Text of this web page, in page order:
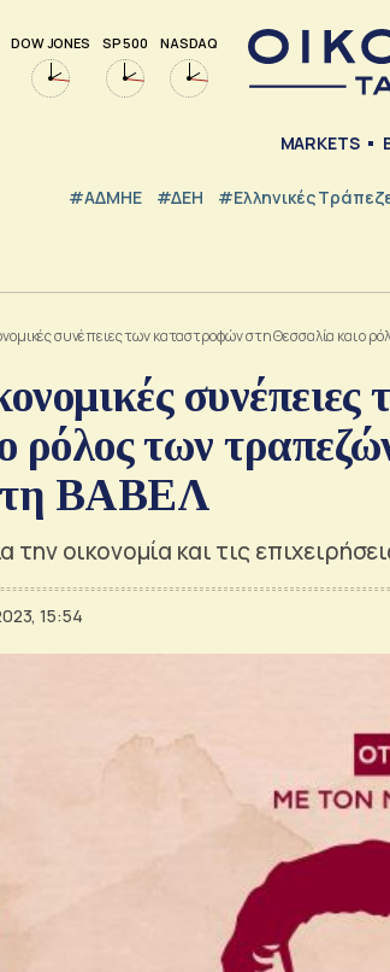
DOW JONES SP 500 NASDAQ
MARKETS
#ΑΔΜΗΕ #ΔΕΗ #ελληνικές
συνέπειες των καταστροφών στη Θεσσαλία και
ρόλος των
ΒΑΒΕΛ
οικονομία και τις
15:54